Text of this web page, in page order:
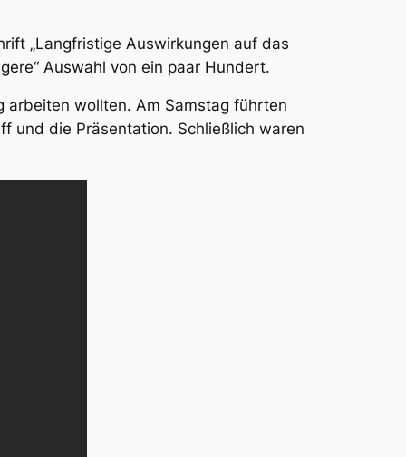
„Langfristige Auswirkungen auf das
Auswahl von ein paar Hundert.
wollten. Am Samstag führten
und die Präsentation. Schließlich waren